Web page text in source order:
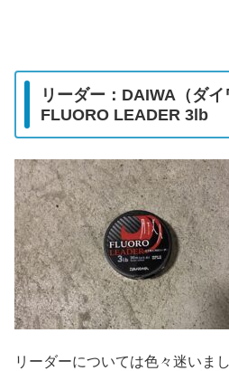
リーダー：DAIWA（ダ
FLUORO LEADER 3lb
リーダーについては色々迷いま